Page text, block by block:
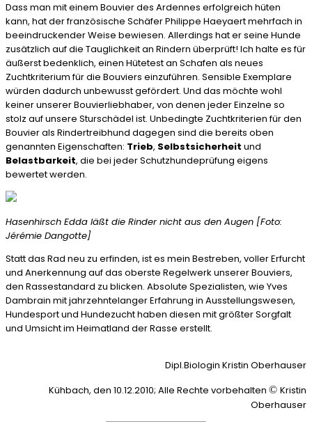
Dass man mit einem Bouvier des Ardennes erfolgreich hüten
kann, hat der französische Schäfer Philippe Haeyaert mehrfach in
beeindruckender Weise bewiesen. Allerdings hat er seine Hunde
zusätzlich auf die Tauglichkeit an Rindern überprüft! Ich halte es für
äußerst bedenklich, einen Hütetest an Schafen als neues
Zuchtkriterium für die Bouviers einzuführen. Sensible Exemplare
würden dadurch unbewusst gefördert. Und das möchte wohl
keiner unserer Bouvierliebhaber, von denen jeder Einzelne so
stolz auf unsere Sturschädel ist. Unbedingte Zuchtkriterien für den
Bouvier als Rindertreibhund dagegen sind die bereits oben
genannten Eigenschaften: Trieb, Selbstsicherheit und
Belastbarkeit, die bei jeder Schutzhundeprüfung eigens
bewertet werden.
Hasenhirsch Edda läßt die Rinder nicht aus den Augen [Foto:
Jérémie Dangotte]
Statt das Rad neu zu erfinden, ist es mein Bestreben, voller Erfurcht
und Anerkennung auf das oberste Regelwerk unserer Bouviers,
den Rassestandard zu blicken. Absolute Spezialisten, wie Yves
Dambrain mit jahrzehntelanger Erfahrung in Ausstellungswesen,
Hundesport und Hundezucht haben diesen mit größter Sorgfalt
und Umsicht im Heimatland der Rasse erstellt.
Dipl.Biologin Kristin Oberhauser
Kühbach, den 10.12.2010; Alle Rechte vorbehalten © Kristin
Oberhauser